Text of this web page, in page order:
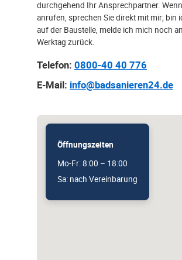
durchgehend Ihr Ansprechpartner.
anrufen, sprechen Sie direkt mit mir; bin
auf der Baustelle, melde ich mich noch
Werktag zurück.
Telefon: 0800-40 40 776
E-Mail: info@badsanieren24.de
Öffnungszeiten
Mo-Fr: 8:00 – 18:00
Sa: nach Vereinbarung